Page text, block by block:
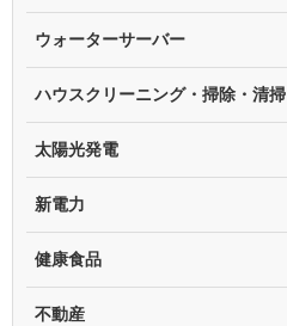
ウォーターサーバー
ハウスクリーニング・掃除・清掃
太陽光発電
新電力
健康食品
不動産